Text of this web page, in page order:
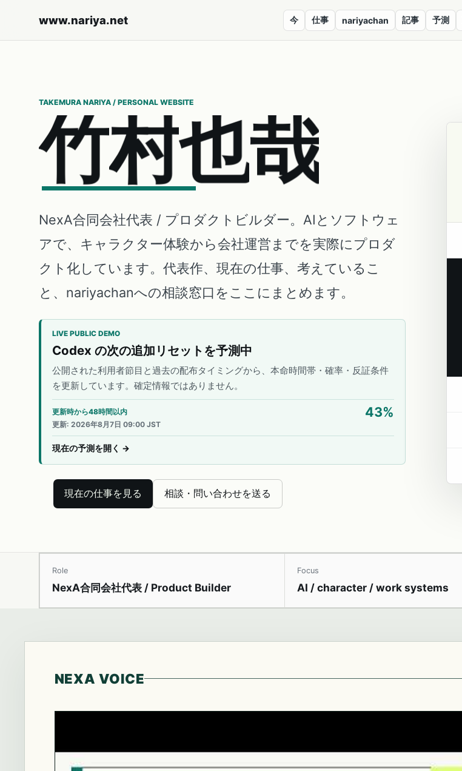
www.nariya.net 今 仕事 nariyachan 記事 予測
TAKEMURA NARIYA / PERSONAL WEBSITE
竹村也哉
NexA合同会社代表 / プロダクトビルダー。AIとソフトウェ
アで、キャラクター体験から会社運営までを実際にプロダ
クト化しています。代表作、現在の仕事、考えているこ
と、nariyachanへの相談窓口をここにまとめます。
LIVE PUBLIC DEMO
Codex の次の追加リセットを予測中
公開された利用者節目と過去の配布タイミングから、本命時間帯・確率・反証条件
を更新しています。確定情報ではありません。
更新時から48時間以内 43%
更新: 2026年8月7日 09:00 JST
現在の予測を開く →
現在の仕事を見る 相談・問い合わせを送る
Role
NexA合同会社代表 / Product Builder
Focus
AI / character / work systems
NEXA VOICE